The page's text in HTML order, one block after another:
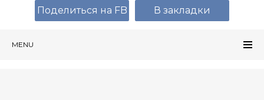
MENU
Поделиться на FB В закладки